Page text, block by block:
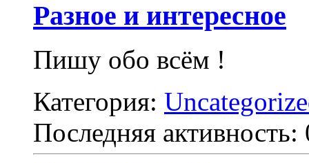
Разное и интересное
Пишу обо всём !
Категория:
Последняя